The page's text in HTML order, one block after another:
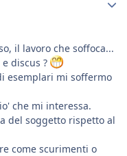
il lavoro che soffoca...
discus ?
esemplari mi soffermo
che mi interessa.
del soggetto rispetto al
come scurimenti o